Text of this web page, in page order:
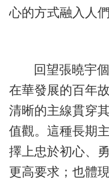
心的方式融入人們
回望張曉宇
在華發展的百年
清晰的主線貫穿
值觀。這種長期
擇上忠於初心、
更高要求；也體